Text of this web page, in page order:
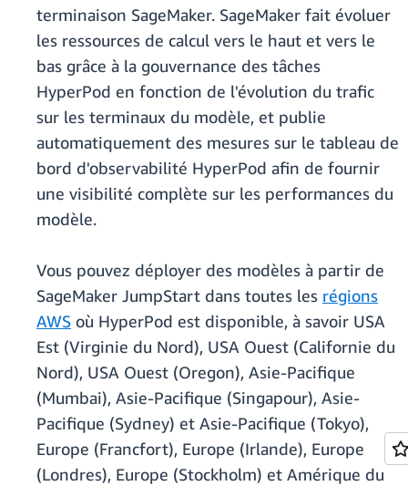
terminaison SageMaker. SageMaker fait évoluer
les ressources de calcul vers le haut et vers le
bas grâce à la gouvernance des tâches
HyperPod en fonction de l'évolution du trafic
sur les terminaux du modèle, et publie
automatiquement des mesures sur le tableau de
bord d'observabilité HyperPod afin de fournir
une visibilité complète sur les performances du
modèle.
Vous pouvez déployer des modèles à partir de
SageMaker JumpStart dans toutes les régions
AWS où HyperPod est disponible, à savoir USA
Est (Virginie du Nord), USA Ouest (Californie du
Nord), USA Ouest (Oregon), Asie-Pacifique
(Mumbai), Asie-Pacifique (Singapour), Asie-
Pacifique (Sydney) et Asie-Pacifique (Tokyo),
Europe (Francfort), Europe (Irlande), Europe
(Londres), Europe (Stockholm) et Amérique du